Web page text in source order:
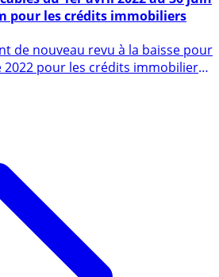
pour les crédits immobiliers
pour les crédits immobiliers